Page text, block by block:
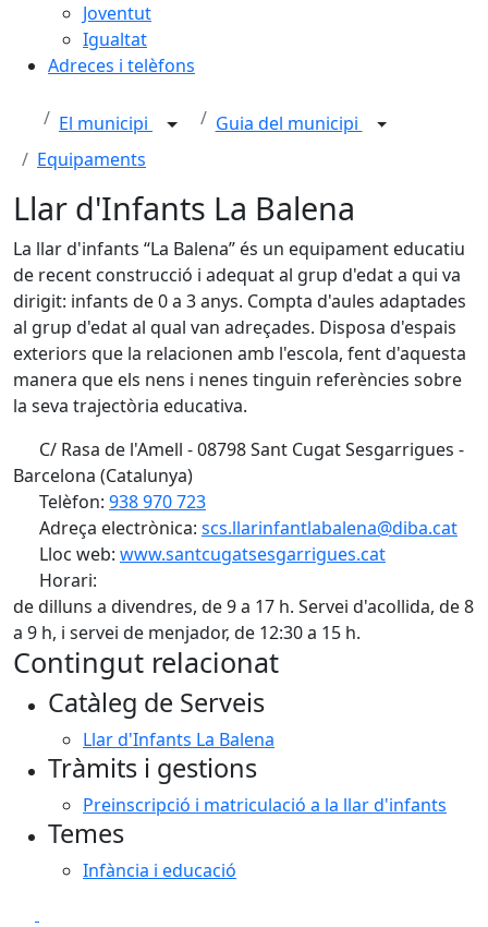
Joventut
Igualtat
Adreces i telèfons
El municipi
Guia del municipi
Equipaments
Llar d'Infants La Balena
La llar d'infants “La Balena” és un equipament educatiu
de recent construcció i adequat al grup d'edat a qui va
dirigit: infants de 0 a 3 anys. Compta d'aules adaptades
al grup d'edat al qual van adreçades. Disposa d'espais
exteriors que la relacionen amb l'escola, fent d'aquesta
manera que els nens i nenes tinguin referències sobre
la seva trajectòria educativa.
C/ Rasa de l'Amell - 08798 Sant Cugat Sesgarrigues -
Barcelona (Catalunya)
Telèfon: 938 970 723
Adreça electrònica: scs.llarinfantlabalena@diba.cat
Lloc web: www.santcugatsesgarrigues.cat
Horari:
de dilluns a divendres, de 9 a 17 h. Servei d'acollida, de 8
a 9 h, i servei de menjador, de 12:30 a 15 h.
Contingut relacionat
Catàleg de Serveis
Llar d'Infants La Balena
Tràmits i gestions
Preinscripció i matriculació a la llar d'infants
Temes
Infància i educació